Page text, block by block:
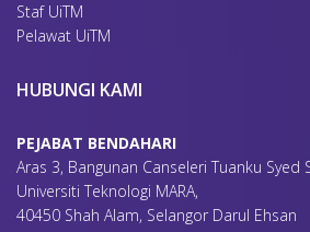
Staf UiTM
Pelawat UiTM
HUBUNGI KAMI
PEJABAT BENDAHARI
Aras 3, Bangunan Canseleri Tuanku Syed
Universiti Teknologi MARA,
40450 Shah Alam, Selangor Darul Ehsan